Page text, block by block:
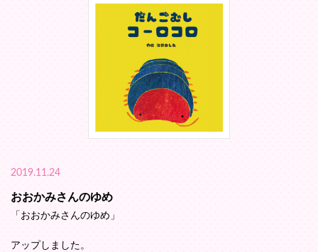
2019.11.24
おおかみさんのゆめ
「おおかみさんのゆめ」
アップしました。